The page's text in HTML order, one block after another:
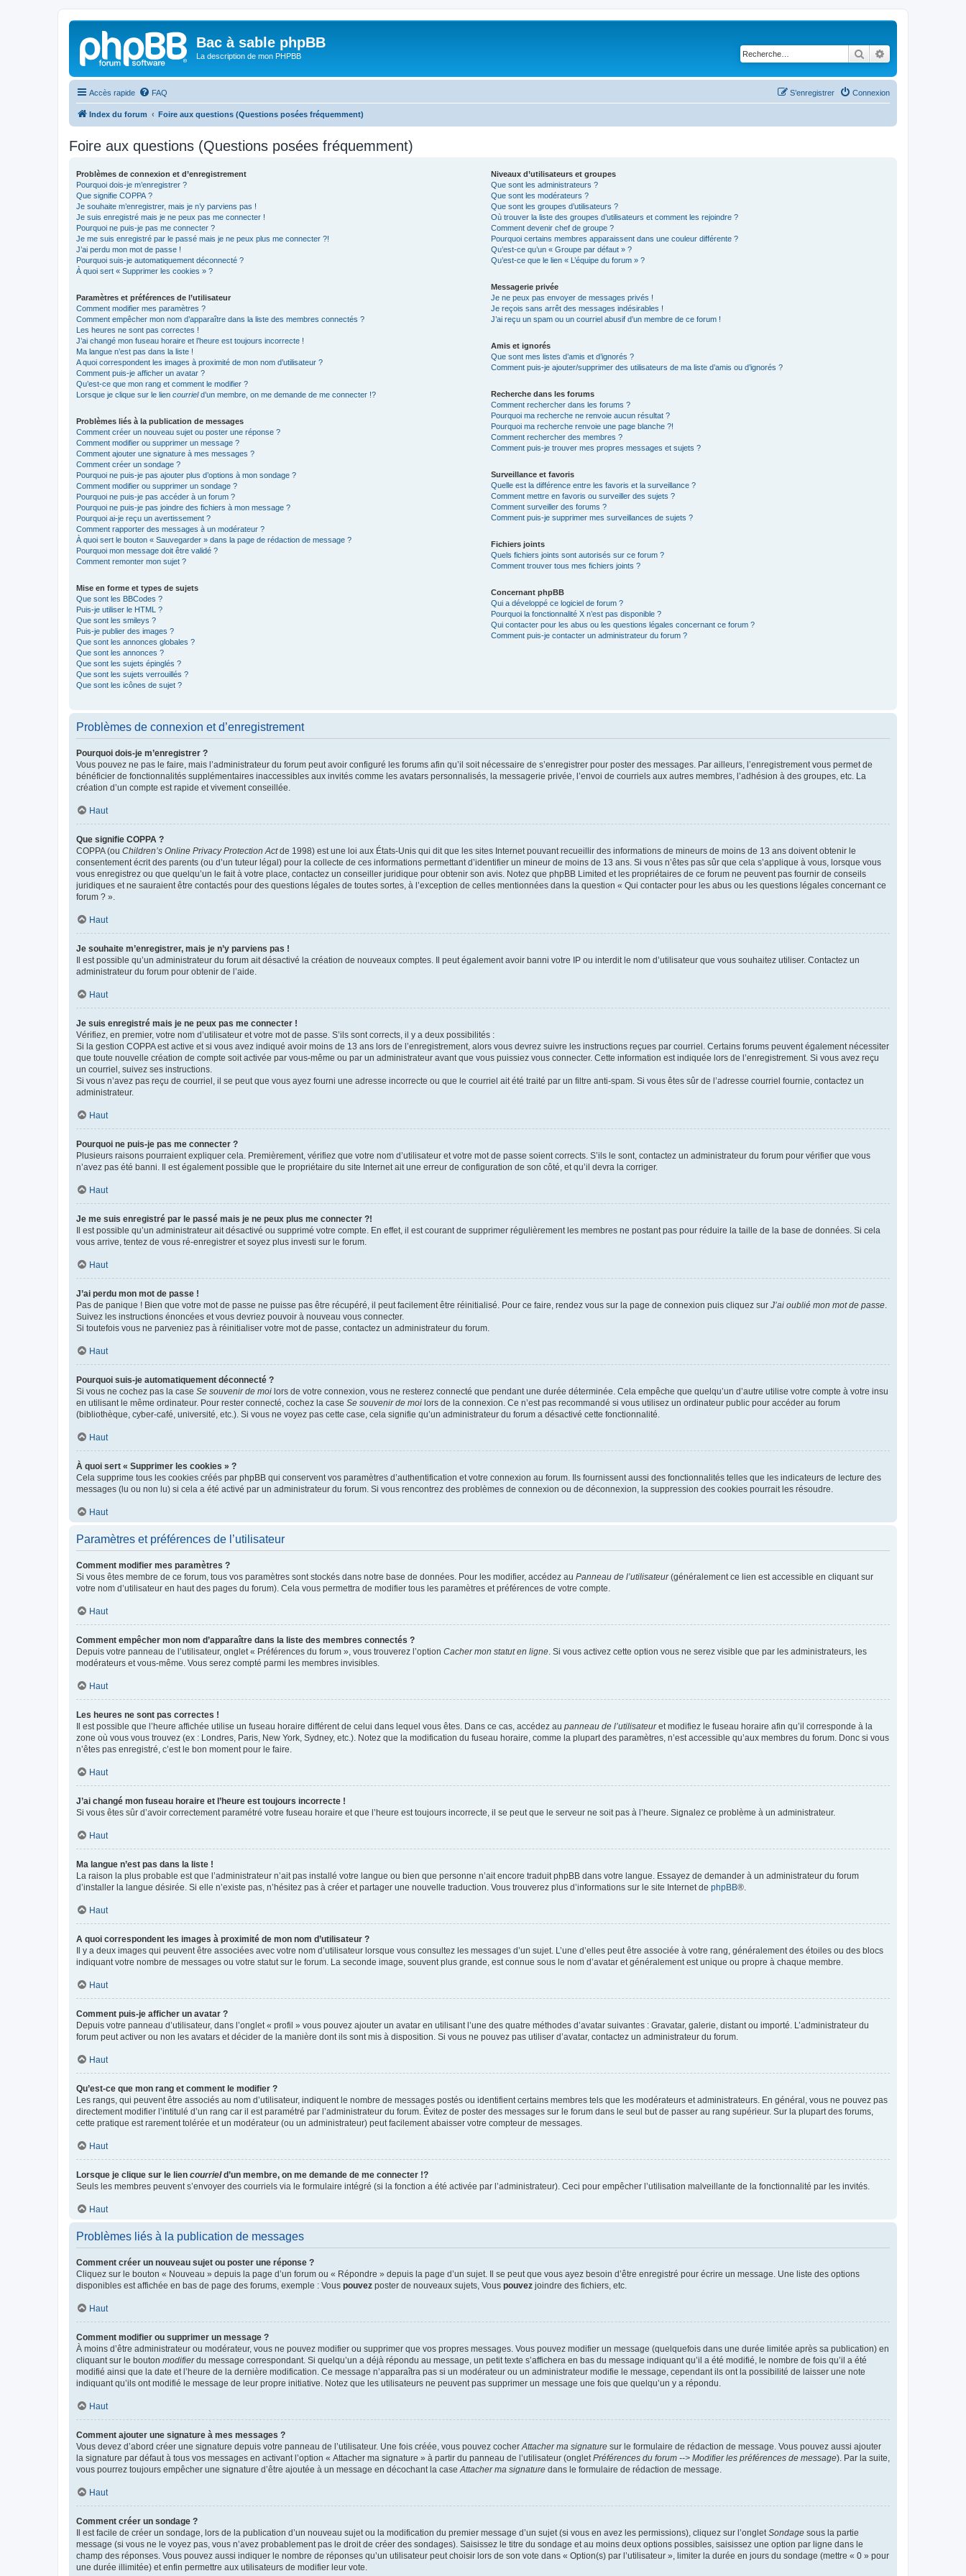
Bac à sable phpBB
La description de mon PHPBB Rechercher
Accès rapide FAQ Connexion
S’enregistrer
Index du forum Foire aux questions (Questions posées fréquemment)
Foire aux questions (Questions posées fréquemment)
Problèmes de connexion et d’enregistrement
Pourquoi dois-je m’enregistrer ?
Que signifie COPPA ?
Je souhaite m’enregistrer, mais je n’y parviens pas !
Je suis enregistré mais je ne peux pas me connecter !
Pourquoi ne puis-je pas me connecter ?
Je me suis enregistré par le passé mais je ne peux plus me connecter ?!
J’ai perdu mon mot de passe !
Pourquoi suis-je automatiquement déconnecté ?
À quoi sert « Supprimer les cookies » ?
Paramètres et préférences de l’utilisateur
Comment modifier mes paramètres ?
Comment empêcher mon nom d’apparaître dans la liste des membres connectés ?
Les heures ne sont pas correctes !
J’ai changé mon fuseau horaire et l’heure est toujours incorrecte !
Ma langue n’est pas dans la liste !
A quoi correspondent les images à proximité de mon nom d’utilisateur ?
Comment puis-je afficher un avatar ?
Qu’est-ce que mon rang et comment le modifier ?
Lorsque je clique sur le lien courrield’un membre, on me demande de me connecter !?
Problèmes liés à la publication de messages
Comment créer un nouveau sujet ou poster une réponse ?
Comment modifier ou supprimer un message ?
Comment ajouter une signature à mes messages ?
Comment créer un sondage ?
Pourquoi ne puis-je pas ajouter plus d’options à mon sondage ?
Comment modifier ou supprimer un sondage ?
Pourquoi ne puis-je pas accéder à un forum ?
Pourquoi ne puis-je pas joindre des fichiers à mon message ?
Pourquoi ai-je reçu un avertissement ?
Comment rapporter des messages à un modérateur ?
À quoi sert le bouton « Sauvegarder » dans la page de rédaction de message ?
Pourquoi mon message doit être validé ?
Comment remonter mon sujet ?
Mise en forme et types de sujets
Que sont les BBCodes ?
Puis-je utiliser le HTML ?
Que sont les smileys ?
Puis-je publier des images ?
Que sont les annonces globales ?
Que sont les annonces ?
Que sont les sujets épinglés ?
Que sont les sujets verrouillés ?
Que sont les icônes de sujet ?
Niveaux d’utilisateurs et groupes
Que sont les administrateurs ?
Que sont les modérateurs ?
Que sont les groupes d’utilisateurs ?
Où trouver la liste des groupes d’utilisateurs et comment les rejoindre ?
Comment devenir chef de groupe ?
Pourquoi certains membres apparaissent dans une couleur différente ?
Qu’est-ce qu’un « Groupe par défaut » ?
Qu’est-ce que le lien « L’équipe du forum » ?
Messagerie privée
Je ne peux pas envoyer de messages privés !
Je reçois sans arrêt des messages indésirables !
J’ai reçu un spam ou un courriel abusif d’un membre de ce forum !
Amis et ignorés
Que sont mes listes d’amis et d’ignorés ?
Comment puis-je ajouter/supprimer des utilisateurs de ma liste d’amis ou d’ignorés ?
Recherche dans les forums
Comment rechercher dans les forums ?
Pourquoi ma recherche ne renvoie aucun résultat ?
Pourquoi ma recherche renvoie une page blanche ?!
Comment rechercher des membres ?
Comment puis-je trouver mes propres messages et sujets ?
Surveillance et favoris
Quelle est la différence entre les favoris et la surveillance ?
Comment mettre en favoris ou surveiller des sujets ?
Comment surveiller des forums ?
Comment puis-je supprimer mes surveillances de sujets ?
Fichiers joints
Quels fichiers joints sont autorisés sur ce forum ?
Comment trouver tous mes fichiers joints ?
Concernant phpBB
Qui a développé ce logiciel de forum ?
Pourquoi la fonctionnalité X n’est pas disponible ?
Qui contacter pour les abus ou les questions légales concernant ce forum ?
Comment puis-je contacter un administrateur du forum ?
Problèmes de connexion et d’enregistrement
Pourquoi dois-je m’enregistrer ?
Vous pouvez ne pas le faire, mais l’administrateur du forum peut avoir configuré les forums afin qu’il soit nécessaire de s’enregistrer pour poster des messages. Par ailleurs, l’enregistrement vous permet de
bénéficier de fonctionnalités supplémentaires inaccessibles aux invités comme les avatars personnalisés, la messagerie privée, l’envoi de courriels aux autres membres, l’adhésion à des groupes, etc. La
création d’un compte est rapide et vivement conseillée.
Haut
Que signifie COPPA ?
COPPA (ou Children’s Online Privacy Protection Actde 1998) est une loi aux États-Unis qui dit que les sites Internet pouvant recueillir des informations de mineurs de moins de 13 ans doivent obtenir le
consentement écrit des parents (ou d’un tuteur légal) pour la collecte de ces informations permettant d’identifier un mineur de moins de 13 ans. Si vous n’êtes pas sûr que cela s’applique à vous, lorsque vous
vous enregistrez ou que quelqu’un le fait à votre place, contactez un conseiller juridique pour obtenir son avis. Notez que phpBB Limited et les propriétaires de ce forum ne peuvent pas fournir de conseils
juridiques et ne sauraient être contactés pour des questions légales de toutes sortes, à l’exception de celles mentionnées dans la question « Qui contacter pour les abus ou les questions légales concernant ce
forum ? ».
Haut
Je souhaite m’enregistrer, mais je n’y parviens pas !
Il est possible qu’un administrateur du forum ait désactivé la création de nouveaux comptes. Il peut également avoir banni votre IP ou interdit le nom d’utilisateur que vous souhaitez utiliser. Contactez un
administrateur du forum pour obtenir de l’aide.
Haut
Je suis enregistré mais je ne peux pas me connecter !
Vérifiez, en premier, votre nom d’utilisateur et votre mot de passe. S’ils sont corrects, il y a deux possibilités :
Si la gestion COPPA est active et si vous avez indiqué avoir moins de 13 ans lors de l’enregistrement, alors vous devrez suivre les instructions reçues par courriel. Certains forums peuvent également nécessiter
que toute nouvelle création de compte soit activée par vous-même ou par un administrateur avant que vous puissiez vous connecter. Cette information est indiquée lors de l’enregistrement. Si vous avez reçu
un courriel, suivez ses instructions.
Si vous n’avez pas reçu de courriel, il se peut que vous ayez fourni une adresse incorrecte ou que le courriel ait été traité par un filtre anti-spam. Si vous êtes sûr de l’adresse courriel fournie, contactez un
administrateur.
Haut
Pourquoi ne puis-je pas me connecter ?
Plusieurs raisons pourraient expliquer cela. Premièrement, vérifiez que votre nom d’utilisateur et votre mot de passe soient corrects. S’ils le sont, contactez un administrateur du forum pour vérifier que vous
n’avez pas été banni. Il est également possible que le propriétaire du site Internet ait une erreur de configuration de son côté, et qu’il devra la corriger.
Haut
Je me suis enregistré par le passé mais je ne peux plus me connecter ?!
Il est possible qu’un administrateur ait désactivé ou supprimé votre compte. En effet, il est courant de supprimer régulièrement les membres ne postant pas pour réduire la taille de la base de données. Si cela
vous arrive, tentez de vous ré-enregistrer et soyez plus investi sur le forum.
Haut
J’ai perdu mon mot de passe !
Pas de panique ! Bien que votre mot de passe ne puisse pas être récupéré, il peut facilement être réinitialisé. Pour ce faire, rendez vous sur la page de connexion puis cliquez sur J’ai oublié mon mot de passe
Suivez les instructions énoncées et vous devriez pouvoir à nouveau vous connecter.
Si toutefois vous ne parveniez pas à réinitialiser votre mot de passe, contactez un administrateur du forum.
Haut
Pourquoi suis-je automatiquement déconnecté ?
Si vous ne cochez pas la case Se souvenir de moi lors de votre connexion, vous ne resterez connecté que pendant une durée déterminée. Cela empêche que quelqu’un d’autre utilise votre compte à votre insu
en utilisant le même ordinateur. Pour rester connecté, cochez la case Se souvenir de moi lors de la connexion. Ce n’est pas recommandé si vous utilisez un ordinateur public pour accéder au forum
(bibliothèque, cyber-café, université, etc.). Si vous ne voyez pas cette case, cela signifie qu’un administrateur du forum a désactivé cette fonctionnalité.
Haut
À quoi sert « Supprimer les cookies » ?
Cela supprime tous les cookies créés par phpBB qui conservent vos paramètres d’authentification et votre connexion au forum. Ils fournissent aussi des fonctionnalités telles que les indicateurs de lecture des
messages (lu ou non lu) si cela a été activé par un administrateur du forum. Si vous rencontrez des problèmes de connexion ou de déconnexion, la suppression des cookies pourrait les résoudre.
Haut
Paramètres et préférences de l’utilisateur
Comment modifier mes paramètres ?
Si vous êtes membre de ce forum, tous vos paramètres sont stockés dans notre base de données. Pour les modifier, accédez au Panneau de l’utilisateur(généralement ce lien est accessible en cliquant sur
votre nom d’utilisateur en haut des pages du forum). Cela vous permettra de modifier tous les paramètres et préférences de votre compte.
Haut
Comment empêcher mon nom d’apparaître dans la liste des membres connectés ?
Depuis votre panneau de l’utilisateur, onglet « Préférences du forum », vous trouverez l’option Cacher mon statut en ligne . Si vous activez cette option vous ne serez visible que par les administrateurs, les
modérateurs et vous-même. Vous serez compté parmi les membres invisibles.
Haut
Les heures ne sont pas correctes !
Il est possible que l’heure affichée utilise un fuseau horaire différent de celui dans lequel vous êtes. Dans ce cas, accédez au panneau de l’utilisateuret modifiez le fuseau horaire afin qu’il corresponde à la
zone où vous vous trouvez (ex : Londres, Paris, New York, Sydney, etc.). Notez que la modification du fuseau horaire, comme la plupart des paramètres, n’est accessible qu’aux membres du forum. Donc si vous
n’êtes pas enregistré, c’est le bon moment pour le faire.
Haut
J’ai changé mon fuseau horaire et l’heure est toujours incorrecte !
Si vous êtes sûr d’avoir correctement paramétré votre fuseau horaire et que l’heure est toujours incorrecte, il se peut que le serveur ne soit pas à l’heure. Signalez ce problème à un administrateur.
Haut
Ma langue n’est pas dans la liste !
La raison la plus probable est que l’administrateur n’ait pas installé votre langue ou bien que personne n’ait encore traduit phpBB dans votre langue. Essayez de demander à un administrateur du forum
d’installer la langue désirée. Si elle n’existe pas, n’hésitez pas à créer et partager une nouvelle traduction. Vous trouverez plus d’informations sur le site Internet de phpBB®.
Haut
A quoi correspondent les images à proximité de mon nom d’utilisateur ?
Il y a deux images qui peuvent être associées avec votre nom d’utilisateur lorsque vous consultez les messages d’un sujet. L’une d’elles peut être associée à votre rang, généralement des étoiles ou des blocs
indiquant votre nombre de messages ou votre statut sur le forum. La seconde image, souvent plus grande, est connue sous le nom d’avatar et généralement est unique ou propre à chaque membre.
Haut
Comment puis-je afficher un avatar ?
Depuis votre panneau d’utilisateur, dans l’onglet « profil » vous pouvez ajouter un avatar en utilisant l’une des quatre méthodes d’avatar suivantes : Gravatar, galerie, distant ou importé. L’administrateur du
forum peut activer ou non les avatars et décider de la manière dont ils sont mis à disposition. Si vous ne pouvez pas utiliser d’avatar, contactez un administrateur du forum.
Haut
Qu’est-ce que mon rang et comment le modifier ?
Les rangs, qui peuvent être associés au nom d’utilisateur, indiquent le nombre de messages postés ou identifient certains membres tels que les modérateurs et administrateurs. En général, vous ne pouvez pas
directement modifier l’intitulé d’un rang car il est paramétré par l’administrateur du forum. Évitez de poster des messages sur le forum dans le seul but de passer au rang supérieur. Sur la plupart des forums,
cette pratique est rarement tolérée et un modérateur (ou un administrateur) peut facilement abaisser votre compteur de messages.
Haut
Lorsque je clique sur le lien courrield’un membre, on me demande de me connecter !?
Seuls les membres peuvent s’envoyer des courriels via le formulaire intégré (si la fonction a été activée par l’administrateur). Ceci pour empêcher l’utilisation malveillante de la fonctionnalité par les invités.
Haut
Problèmes liés à la publication de messages
Comment créer un nouveau sujet ou poster une réponse ?
Cliquez sur le bouton « Nouveau » depuis la page d’un forum ou « Répondre » depuis la page d’un sujet. Il se peut que vous ayez besoin d’être enregistré pour écrire un message. Une liste des options
disponibles est affichée en bas de page des forums, exemple : Vous pouvez poster de nouveaux sujets, Vous pouvez joindre des fichiers, etc.
Haut
Comment modifier ou supprimer un message ?
À moins d’être administrateur ou modérateur, vous ne pouvez modifier ou supprimer que vos propres messages. Vous pouvez modifier un message (quelquefois dans une durée limitée après sa publication) en
cliquant sur le bouton modifierdu message correspondant. Si quelqu’un a déjà répondu au message, un petit texte s’affichera en bas du message indiquant qu’il a été modifié, le nombre de fois qu’il a été
modifié ainsi que la date et l’heure de la dernière modification. Ce message n’apparaîtra pas si un modérateur ou un administrateur modifie le message, cependant ils ont la possibilité de laisser une note
indiquant qu’ils ont modifié le message de leur propre initiative. Notez que les utilisateurs ne peuvent pas supprimer un message une fois que quelqu’un y a répondu.
Haut
Comment ajouter une signature à mes messages ?
Vous devez d’abord créer une signature depuis votre panneau de l’utilisateur. Une fois créée, vous pouvez cocher Attacher ma signature sur le formulaire de rédaction de message. Vous pouvez aussi ajouter
la signature par défaut à tous vos messages en activant l’option « Attacher ma signature » à partir du panneau de l’utilisateur (onglet Préférences du forum --> Modifier les préférences de message). Par la suite,
vous pourrez toujours empêcher une signature d’être ajoutée à un message en décochant la case Attacher ma signature dans le formulaire de rédaction de message.
Haut
Comment créer un sondage ?
Il est facile de créer un sondage, lors de la publication d’un nouveau sujet ou la modification du premier message d’un sujet (si vous en avez les permissions), cliquez sur l’onglet Sondage sous la partie
message (si vous ne le voyez pas, vous n’avez probablement pas le droit de créer des sondages). Saisissez le titre du sondage et au moins deux options possibles, saisissez une option par ligne dans le
champ des réponses. Vous pouvez aussi indiquer le nombre de réponses qu’un utilisateur peut choisir lors de son vote dans « Option(s) par l’utilisateur », limiter la durée en jours du sondage (mettre « 0 » pour
une durée illimitée) et enfin permettre aux utilisateurs de modifier leur vote.